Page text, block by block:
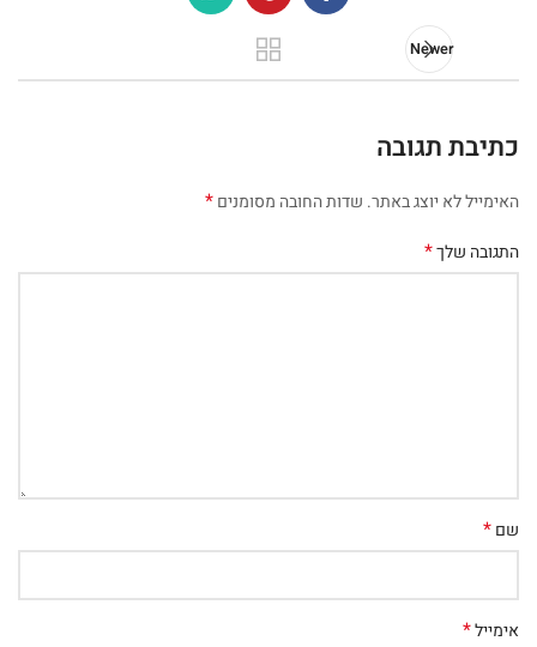
Newer
כתיבת תגובה
האימייל לא יוצג באתר. שדות החובה מסומנים*
התגובה שלך*
שם*
אימייל*